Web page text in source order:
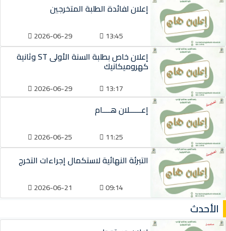
إعلان لفائدة الطلبة المتخرجين
13:45
2026-06-29
إعلان خاص بطلبة السنة الأولى ST وثانية
كهروميكانيك
13:17
2026-06-29
إعــــــلان هــــام
11:25
2026-06-25
التبرئة النهائية لاستكمال إجراءات التخرج
09:14
2026-06-21
الأحدث